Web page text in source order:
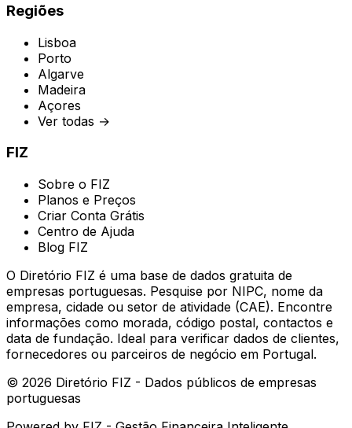
Regiões
Lisboa
Porto
Algarve
Madeira
Açores
Ver todas →
FIZ
Sobre o FIZ
Planos e Preços
Criar Conta Grátis
Centro de Ajuda
Blog FIZ
O Diretório FIZ é uma base de dados gratuita de
empresas portuguesas. Pesquise por NIPC, nome da
empresa, cidade ou setor de atividade (CAE). Encontre
informações como morada, código postal, contactos e
data de fundação. Ideal para verificar dados de clientes,
fornecedores ou parceiros de negócio em Portugal.
© 2026 Diretório FIZ - Dados públicos de empresas
portuguesas